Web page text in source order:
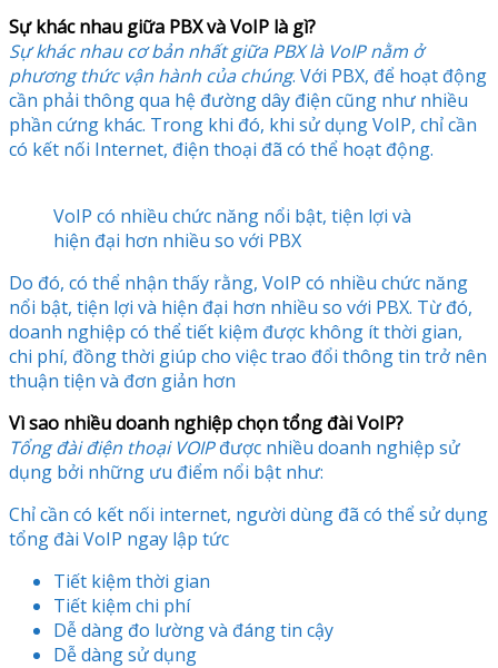
Sự khác nhau giữa PBX và VoIP là gì?
Sự khác nhau cơ bản nhất giữa PBX là VoIP nằm ở
phương thức vận hành của chúng. Với PBX, để hoạt động
cần phải thông qua hệ đường dây điện cũng như nhiều
phần cứng khác. Trong khi đó, khi sử dụng VoIP, chỉ cần
có kết nối Internet, điện thoại đã có thể hoạt động.
VoIP có nhiều chức năng nổi bật, tiện lợi và
hiện đại hơn nhiều so với PBX
Do đó, có thể nhận thấy rằng, VoIP có nhiều chức năng
nổi bật, tiện lợi và hiện đại hơn nhiều so với PBX. Từ đó,
doanh nghiệp có thể tiết kiệm được không ít thời gian,
chi phí, đồng thời giúp cho việc trao đổi thông tin trở nên
thuận tiện và đơn giản hơn
Vì sao nhiều doanh nghiệp chọn tổng đài VoIP?
Tổng đài điện thoại VOIPđược nhiều doanh nghiệp sử
dụng bởi những ưu điểm nổi bật như:
Chỉ cần có kết nối internet, người dùng đã có thể sử dụng
tổng đài VoIP ngay lập tức
Tiết kiệm thời gian
Tiết kiệm chi phí
Dễ dàng đo lường và đáng tin cậy
Dễ dàng sử dụng